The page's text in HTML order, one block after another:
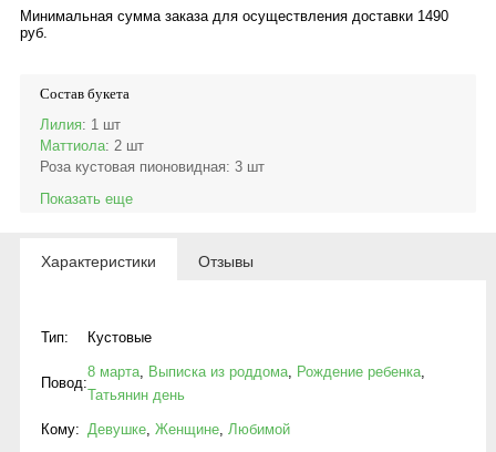
Минимальная сумма заказа для осуществления доставки 1490
руб.
Состав букета
Лилия: 1 шт
Маттиола: 2 шт
Роза кустовая пионовидная: 3 шт
Показать еще
Характеристики Отзывы
Тип: Кустовые
Повод:
8 марта, Выписка из роддома, Рождение ребенка,
Татьянин день
Кому: Девушке, Женщине, Любимой